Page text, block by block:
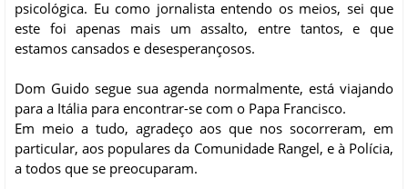
psicológica. Eu como jornalista entendo os meios, sei que
este foi apenas mais um assalto, entre tantos, e que
estamos cansados e desesperançosos.
Dom Guido segue sua agenda normalmente, está viajando
para a Itália para encontrar-se com o Papa Francisco.
Em meio a tudo, agradeço aos que nos socorreram, em
particular, aos populares da Comunidade Rangel, e à Polícia,
a todos que se preocuparam.